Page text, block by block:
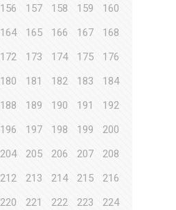
156 157 158 159
160
164 165 166 167
168
172 173 174 175
176
180 181 182 183
184
188 189 190 191
192
196 197 198 199
200
204 205 206 207
208
212 213 214 215
216
220 221 222 223
224